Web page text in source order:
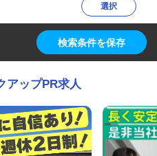
選択
検索条件を保存
アップPR求人